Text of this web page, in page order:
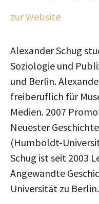
zur Website
Alexander Schug
Soziologie und
und Berlin.
freiberuflich für
Medien. 2007
Neuester
(Humboldt-
Schug ist seit 2003
Angewandte
Universität zu Berlin.